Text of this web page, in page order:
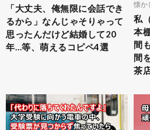
「大丈夫、俺無限に会話でき
るから」なんじゃそりゃって
思ったんだけど結婚して20
年…等、萌えるコピペ4選
懐か
私
本
間
間
茶